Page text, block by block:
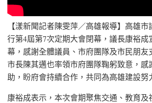
【漾新聞記者陳雯萍／高雄報導】高雄
行第4屆第7次定期大會閉幕，議長康裕成
幕，感謝全體議員、市府團隊及市民朋友
市長陳其邁也率領市府團隊鞠躬致意，感
助，盼府會持續合作，共同為高雄建設努
康裕成表示，本次會期聚焦交通、教育及